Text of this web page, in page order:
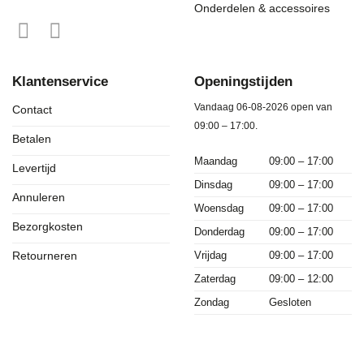
Onderdelen & accessoires
Klantenservice
Contact
Betalen
Levertijd
Annuleren
Bezorgkosten
Retourneren
Openingstijden
Vandaag 06-08-2026 open van
09:00 – 17:00.
Maandag
09:00 – 17:00
Dinsdag
09:00 – 17:00
Woensdag
09:00 – 17:00
Donderdag
09:00 – 17:00
Vrijdag
09:00 – 17:00
Zaterdag
09:00 – 12:00
Zondag
Gesloten